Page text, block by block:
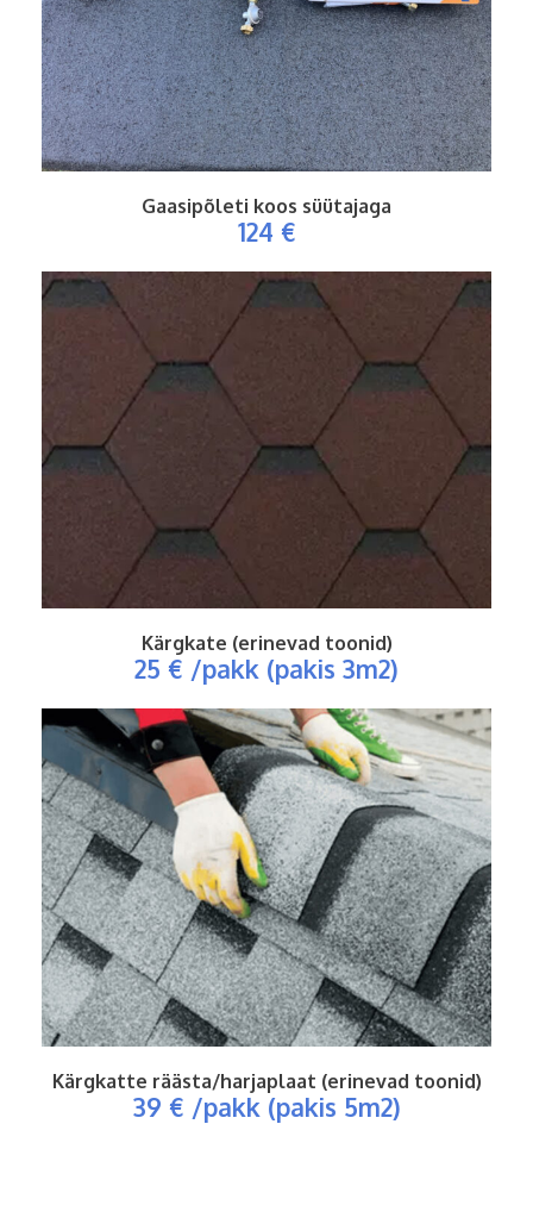
Gaasipõleti koos süütajaga
124 €
Kärgkate (erinevad toonid)
25 € /pakk (pakis 3m2)
Kärgkatte räästa/harjaplaat (erinevad toonid)
39 € /pakk (pakis 5m2)